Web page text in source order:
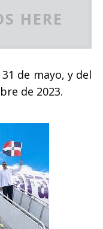
HERE
de mayo, y del
de 2023.